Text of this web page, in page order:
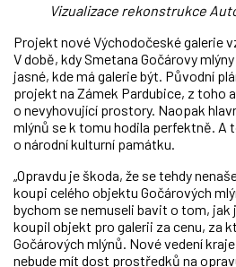
Vizualizace rekonstrukce
Projekt nové Východočeské galerie
V době, kdy Smetana Gočárovy
jasné, kde má galerie být. Původní
projekt na Zámek Pardubice, z toho
o nevyhovující prostory. Naopak
mlýnů se k tomu hodila perfektně. A
o národní kulturní památku.
„Opravdu je škoda, že se tehdy
koupi celého objektu Gočárových
bychom se nemuseli bavit o tom, jak
koupil objekt pro galerii za cenu, za
Gočárových mlýnů. Nové vedení
nebude mít dost prostředků na